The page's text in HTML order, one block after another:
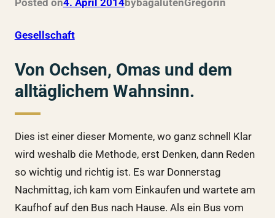
Gesellschaft
Von Ochsen, Omas und dem
alltäglichem Wahnsinn.
Dies ist einer dieser Momente, wo ganz schnell Klar
wird weshalb die Methode, erst Denken, dann Reden
so wichtig und richtig ist. Es war Donnerstag
Nachmittag, ich kam vom Einkaufen und wartete am
Kaufhof auf den Bus nach Hause. Als ein Bus vom